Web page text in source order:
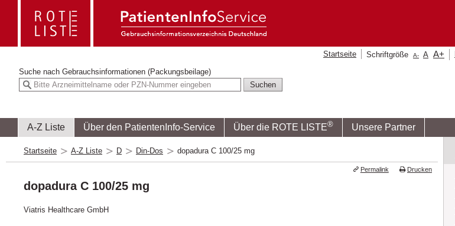
Suche nach Gebrauchsinformationen (Packungsbeilage)
A-Z Liste Über den PatientenInfo-Service Über die ROTE LISTE® Unsere Partner
Startseite Schriftgröße A- A A+
Startseite A-Z Liste D Din-Dos dopadura C 100/25 mg
dopadura C 100/25 mg
Viatris Healthcare GmbH
Permalink Drucken